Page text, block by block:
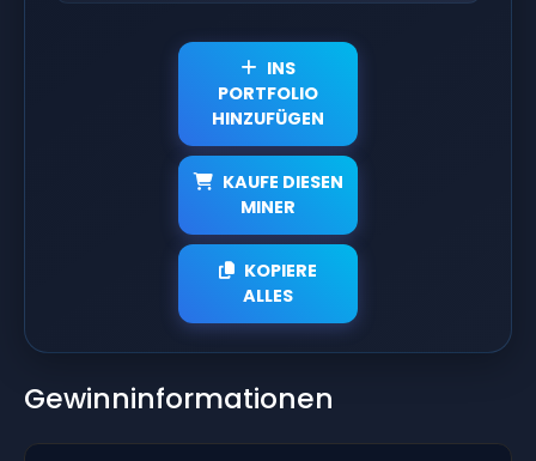
INS
PORTFOLIO
HINZUFÜGEN
KAUFE DIESEN
MINER
KOPIERE
ALLES
Gewinninformationen